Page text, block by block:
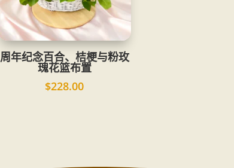
周年纪念百合、桔梗与粉玫
瑰花篮布置
$228.00